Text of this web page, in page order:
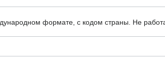
формате, с кодом страны. Не